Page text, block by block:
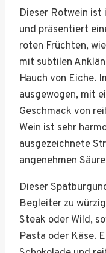
Dieser Rotwein ist
und präsentiert
roten Früchten,
mit subtilen
Hauch von Eiche.
ausgewogen, mit
Geschmack von
Wein ist sehr
ausgezeichnete
angenehmen
Dieser
Begleiter zu
Steak oder Wild,
Pasta oder Käse.